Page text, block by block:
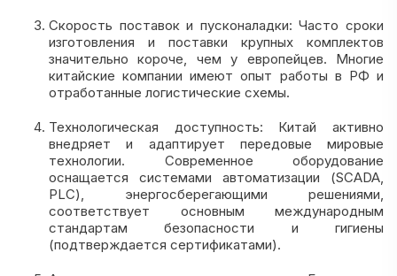
Скорость поставок и пусконаладки: Часто сроки
изготовления и поставки крупных комплектов
значительно короче, чем у европейцев. Многие
китайские компании имеют опыт работы в РФ и
отработанные логистические схемы.
Технологическая доступность: Китай активно
внедряет и адаптирует передовые мировые
технологии. Современное оборудование
оснащается системами автоматизации (SCADA,
PLC), энергосберегающими решениями,
соответствует основным международным
стандартам безопасности и гигиены
(подтверждается сертификатами).